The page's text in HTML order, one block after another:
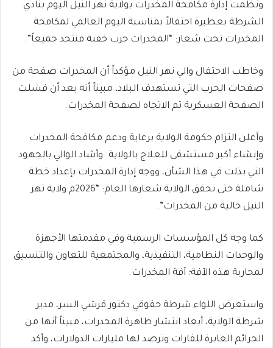
ونظمت إدارة مكافحة المخدرات بولاية نهر النيل اليوم بنادي
الشرطة بعطبرة احتفالاً بمناسبة اليوم العالمي لمكافحة
المخدرات تحت شعار: “المخدرات حرب خفية فنتحد جميعاً”.
​وخاطب الاحتفال والي نهر النيل مؤكداً أن المخدرات صفحة من
صفحات الحرب التي تستهدف البلاد، مبيناً أنه بعد أن فشلت
الصفحة العسكرية تم الاتجاه لصفحة المخدرات.
​وأعلن التزام حكومة الولاية برعاية ودعم مكافحة المخدرات
وإنشاء أكبر مستشفى للعلاج بالولاية. وأشاد الوالي بالجهود
التي بذلت في هذا الشأن، ووجه إدارة المخدرات بإعداد خطة
شاملة حتى تحقق الولاية شعارها العام: “2026م ولاية نهر
النيل خالية من المخدرات”.
كما وجه كل المؤسسات الرسمية وفي مقدمتها الأجهزة
والوحدات النظامية، التنفيذية، والمجتمعية للتعاون والتنسيق
لمحاربة هذه الآفة؛ آفة المخدرات.
​واستعرض اللواء شرطة حقوقي دكتور قرشي السر، مدير
شرطة الولاية، أبعاد انتشار ظاهرة المخدرات، مبيناً أنها من
الجرائم العابرة للقارات وترصد لها مليارات الدولارات، وأكد